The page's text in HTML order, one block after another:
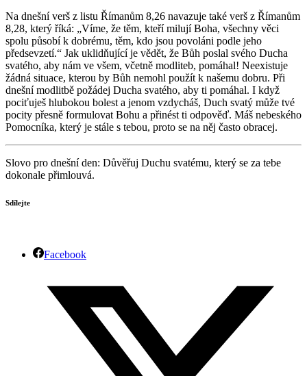
Na dnešní verš z listu Římanům 8,26 navazuje také verš z Římanům
8,28, který říká: „Víme, že těm, kteří milují Boha, všechny věci
spolu působí k dobrému, těm, kdo jsou povoláni podle jeho
předsevzetí.“ Jak uklidňující je vědět, že Bůh poslal svého Ducha
svatého, aby nám ve všem, včetně modliteb, pomáhal! Neexistuje
žádná situace, kterou by Bůh nemohl použít k našemu dobru. Při
dnešní modlitbě požádej Ducha svatého, aby ti pomáhal. I když
pociťuješ hlubokou bolest a jenom vzdycháš, Duch svatý může tvé
pocity přesně formulovat Bohu a přinést ti odpověď. Máš nebeského
Pomocníka, který je stále s tebou, proto se na něj často obracej.
Slovo pro dnešní den: Důvěřuj Duchu svatému, který se za tebe
dokonale přimlouvá.
Sdílejte
Facebook